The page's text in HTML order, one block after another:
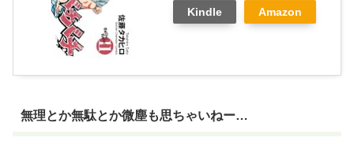
Kindle Amazon
無理とか無駄とか微塵も思ちゃいねー…